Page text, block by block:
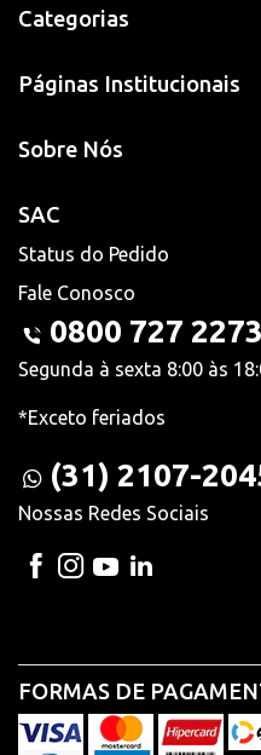
Categorias
Páginas Institucionais
Sobre Nós
SAC
Status do Pedido
Fale Conosco
0800 727 2273
Segunda à sexta 8:00 às
*Exceto feriados
(31) 2107-
Nossas Redes Sociais
FORMAS DE